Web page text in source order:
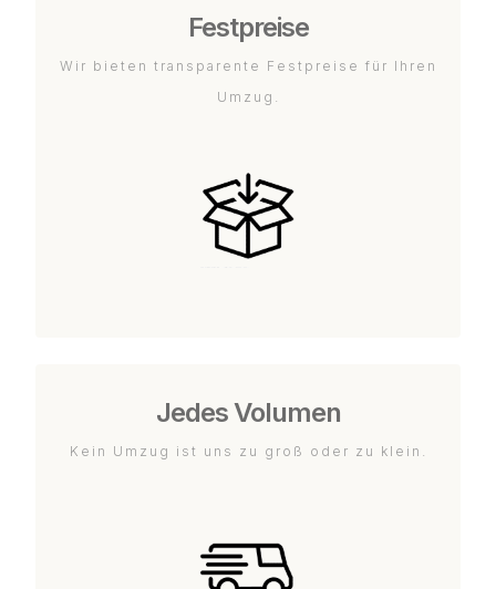
Festpreise
Wir bieten transparente Festpreise für Ihren
Umzug.
Jedes Volumen
Kein Umzug ist uns zu groß oder zu klein.